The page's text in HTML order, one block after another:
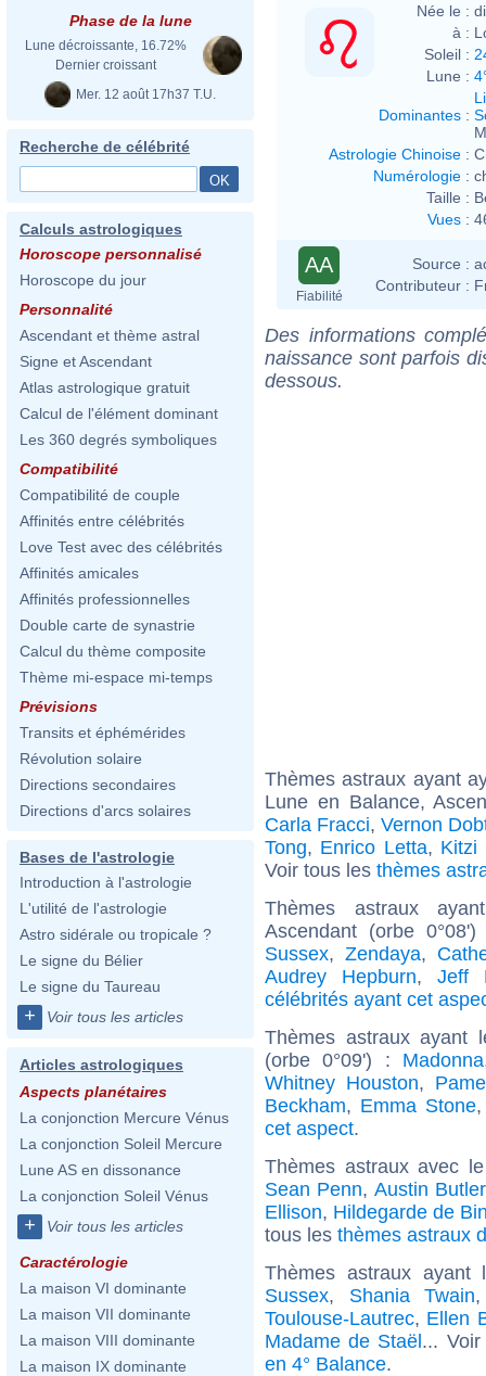
Phase de la lune
Lune décroissante, 16.72%
Dernier croissant
Mer. 12 août 17h37 T.U.
Recherche de célébrité
Calculs astrologiques
Horoscope personnalisé
Horoscope du jour
Personnalité
Ascendant et thème astral
Signe et Ascendant
Atlas astrologique gratuit
Calcul de l'élément dominant
Les 360 degrés symboliques
Compatibilité
Compatibilité de couple
Affinités entre célébrités
Love Test avec des célébrités
Affinités amicales
Affinités professionnelles
Double carte de synastrie
Calcul du thème composite
Thème mi-espace mi-temps
Prévisions
Transits et éphémérides
Révolution solaire
Directions secondaires
Directions d'arcs solaires
Bases de l'astrologie
Introduction à l'astrologie
L'utilité de l'astrologie
Astro sidérale ou tropicale ?
Le signe du Bélier
Le signe du Taureau
+ Voir tous les articles
Articles astrologiques
Aspects planétaires
La conjonction Mercure Vénus
La conjonction Soleil Mercure
Lune AS en dissonance
La conjonction Soleil Vénus
+ Voir tous les articles
Caractérologie
La maison VI dominante
La maison VII dominante
La maison VIII dominante
La maison IX dominante
Née le :
à :
Soleil :
Lune :
Dominantes :
Astrologie Chinoise :
Numérologie :
Taille :
Vues :
AA
Fiabilité
Source :
Contributeur :
Des informations
naissance sont parfois
dessous.
Thèmes astraux ayant
Lune en Balance,
Carla Fracci,Vernon
Tong, Enrico Letta, Kitzi
Voir tous les thèmes
Thèmes astraux
Ascendant (orbe
Sussex, Zendaya,
Audrey Hepburn, Jeff
célébrités ayant cet
Thèmes astraux ayant
(orbe 0°09') : Madonna
Whitney Houston,
Beckham, Emma Stone
cet aspect.
Thèmes astraux avec
Sean Penn, Austin Butler
Ellison, Hildegarde de
tous les thèmes astraux
Thèmes astraux
Sussex, Shania Twain
Toulouse-Lautrec, Ellen
Madame de Staël...
en 4° Balance.